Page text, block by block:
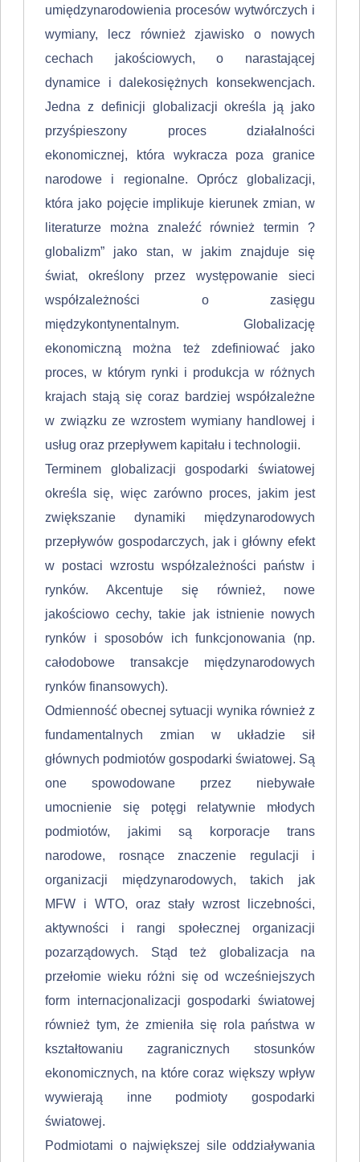
umiędzynarodowienia procesów wytwórczych i
wymiany, lecz również zjawisko o nowych
cechach jakościowych, o narastającej
dynamice i dalekosiężnych konsekwencjach.
Jedna z definicji globalizacji określa ją jako
przyśpieszony proces działalności
ekonomicznej, która wykracza poza granice
narodowe i regionalne. Oprócz globalizacji,
która jako pojęcie implikuje kie­runek zmian, w
literaturze można znaleźć również termin ?
globalizm” jako stan, w jakim znajduje się
świat, określony przez występowanie sieci
współzależności o zasięgu
międzykontynentalnym. Globalizację
ekonomiczną można też zdefi­niować jako
proces, w którym rynki i produkcja w różnych
krajach stają się coraz bardziej współzależne
w związku ze wzrostem wymiany handlowej i
usług oraz przepływem kapitału i technologii.
Terminem globalizacji gospodarki światowej
określa się, więc zarówno pro­ces, jakim jest
zwiększanie dynamiki międzynarodowych
przepływów gospo­darczych, jak i główny efekt
w postaci wzrostu współzależności państw i
ryn­ków. Akcentuje się również, nowe
jakościowo cechy, takie jak istnienie nowych
rynków i sposobów ich funkcjonowania (np.
całodobowe transakcje międzynarodowych
rynków fi­nansowych).
Odmienność obecnej sytuacji wynika również z
fundamentalnych zmian w układzie sił
głównych podmiotów gospodarki światowej. Są
one spowodowane przez niebywałe
umocnienie się potęgi relatywnie młodych
podmiotów, jakimi są korporacje trans
narodowe, rosnące znaczenie regulacji i
organizacji między­narodowych, takich jak
MFW i WTO, oraz stały wzrost liczebności,
aktywno­ści i rangi społecznej organizacji
pozarządowych. Stąd też globalizacja na
przełomie wieku różni się od wcześniejszych
form internacjonalizacji gospo­darki światowej
również tym, że zmieniła się rola państwa w
kształtowaniu zagranicznych stosunków
ekonomicznych, na które coraz większy wpływ
wy­wierają inne podmioty gospodarki
światowej.
Podmiotami o największej sile oddziaływania